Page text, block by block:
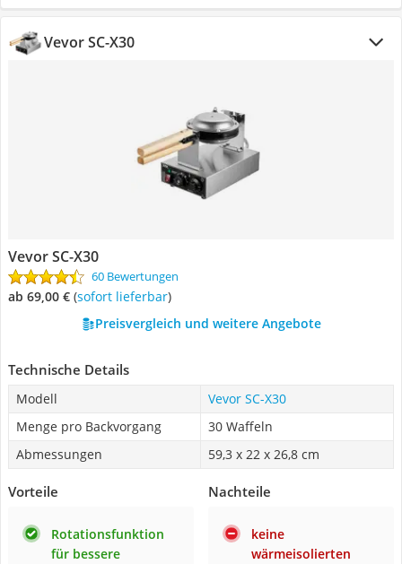
Vevor SC-X30
Vevor SC-X30
60 Bewertungen
ab 69,00 € ( Sofort lieferbar)
Preisvergleich und weitere Angebote
Technische Details
Modell
Vevor SC-X30
Menge pro Backvorgang
30 Waffeln
Abmessungen
59,3 x 22 x 26,8 cm
Vorteile
Rotationsfunktion
für bessere
Nachteile
keine
wärmeisolierten